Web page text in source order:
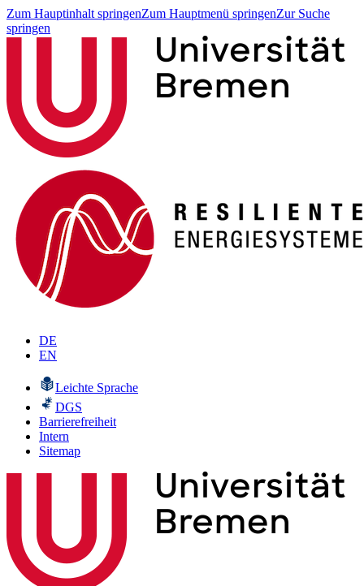
Zum Hauptinhalt springenZum Hauptmenü springenZur Suche
springen
DE
EN
Leichte Sprache
DGS
Barrierefreiheit
Intern
Sitemap